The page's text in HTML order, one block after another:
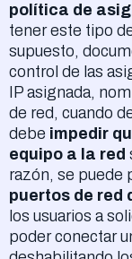
política de
tener este tipo
supuesto,
control de las
IP asignada,
de red, cuando
debe impedir
equipo a la red
razón, se puede
puertos de red
los usuarios a
poder conectar